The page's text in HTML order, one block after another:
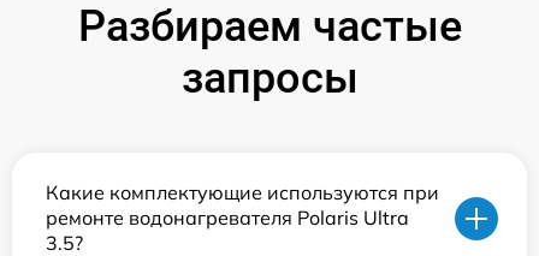
Разбираем частые
запросы
Какие комплектующие используются при
ремонте водонагревателя Polaris Ultra
3.5?